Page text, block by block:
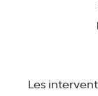
Les